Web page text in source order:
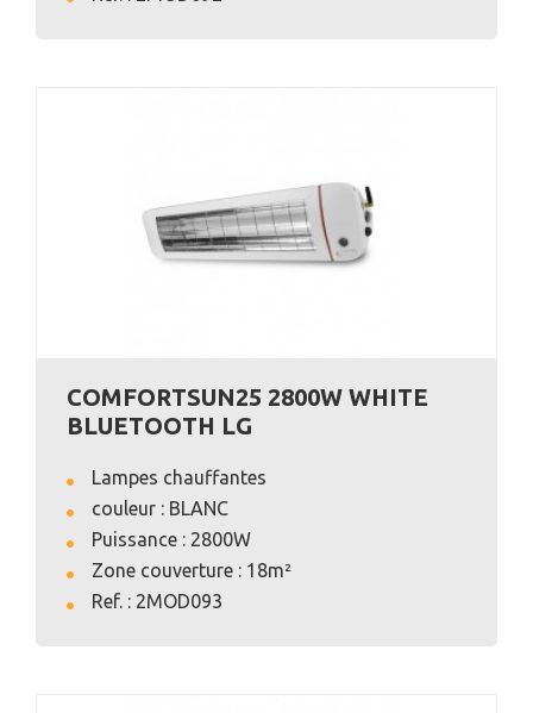
VOIR L'ANNONCE
COMFORTSUN25 2800W WHITE
BLUETOOTH LG
Lampes chauffantes
couleur : BLANC
Puissance : 2800W
Zone couverture : 18m²
Ref. : 2MOD093